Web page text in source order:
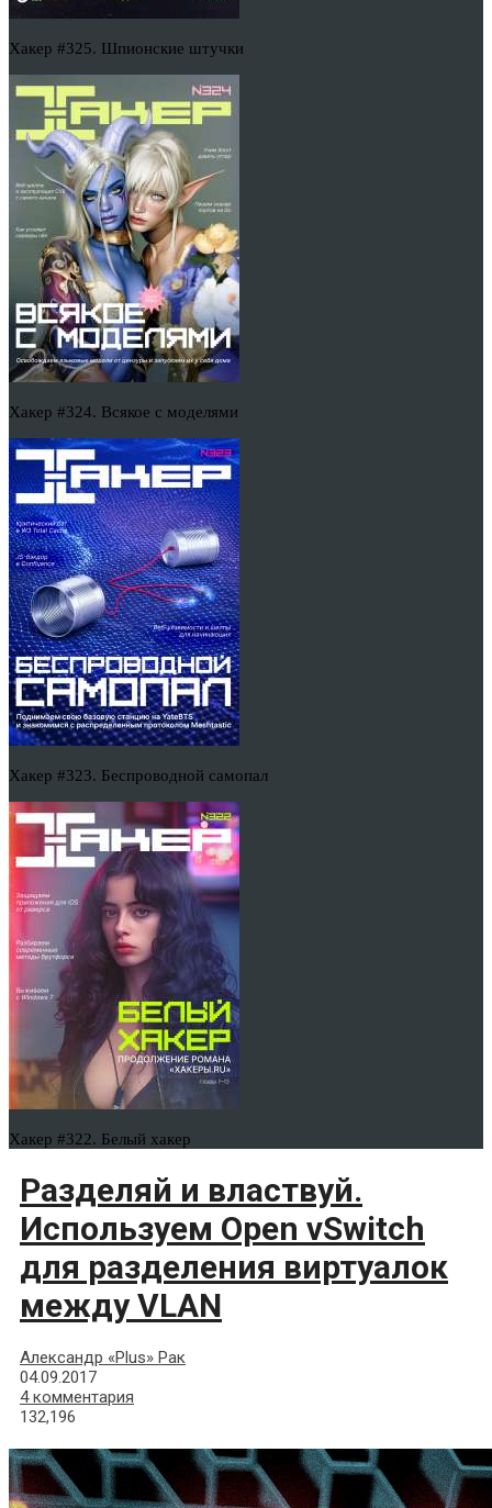
Хакер #325. Шпионские штучки
Хакер #324. Всякое с моделями
Хакер #323. Беспроводной самопал
Хакер #322. Белый хакер
Разделяй и властвуй.
Используем Open vSwitch
для разделения виртуалок
между VLAN
Александр «Plus» Рак
04.09.2017
4 комментария
132,196